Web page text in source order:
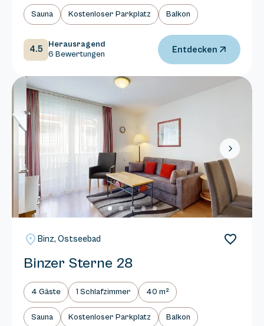
Sauna Kostenloser Parkplatz Balkon
4.5
Herausragend
6 Bewertungen
Entdecken
Next
Binz, Ostseebad
Binzer Sterne 28
4 Gäste 1 Schlafzimmer 40 m²
Sauna Kostenloser Parkplatz Balkon